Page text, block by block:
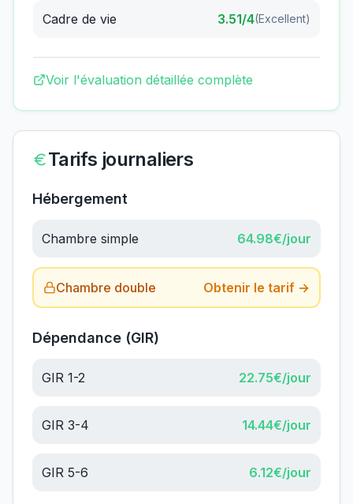
Cadre de vie 3.51/4(Excellent)
Voir l'évaluation détaillée complète
Tarifs journaliers
Hébergement
Chambre simple 64.98€/jour
Chambre double Obtenir le tarif →
Dépendance (GIR)
GIR 1-2 22.75€/jour
GIR 3-4 14.44€/jour
GIR 5-6 6.12€/jour